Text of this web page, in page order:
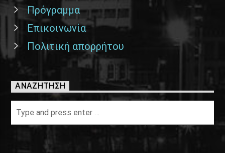
Πρόγραμμα
Επικοινωνία
Πολιτική απορρήτου
ΑΝΑΖΉΤΗΣΗ